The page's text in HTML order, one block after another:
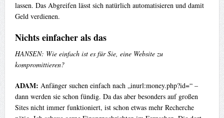
lassen. Das Abgreifen lässt sich natürlich automatisieren und damit
Geld verdienen.
Nichts einfacher als das
HANSEN: Wie einfach ist es für Sie, eine Website zu
kompromittieren?
ADAM: Anfänger suchen einfach nach „inurl:money.php?id=“ –
dann werden sie schon fündig. Da das aber besonders auf großen
Sites nicht immer funktioniert, ist schon etwas mehr Recherche